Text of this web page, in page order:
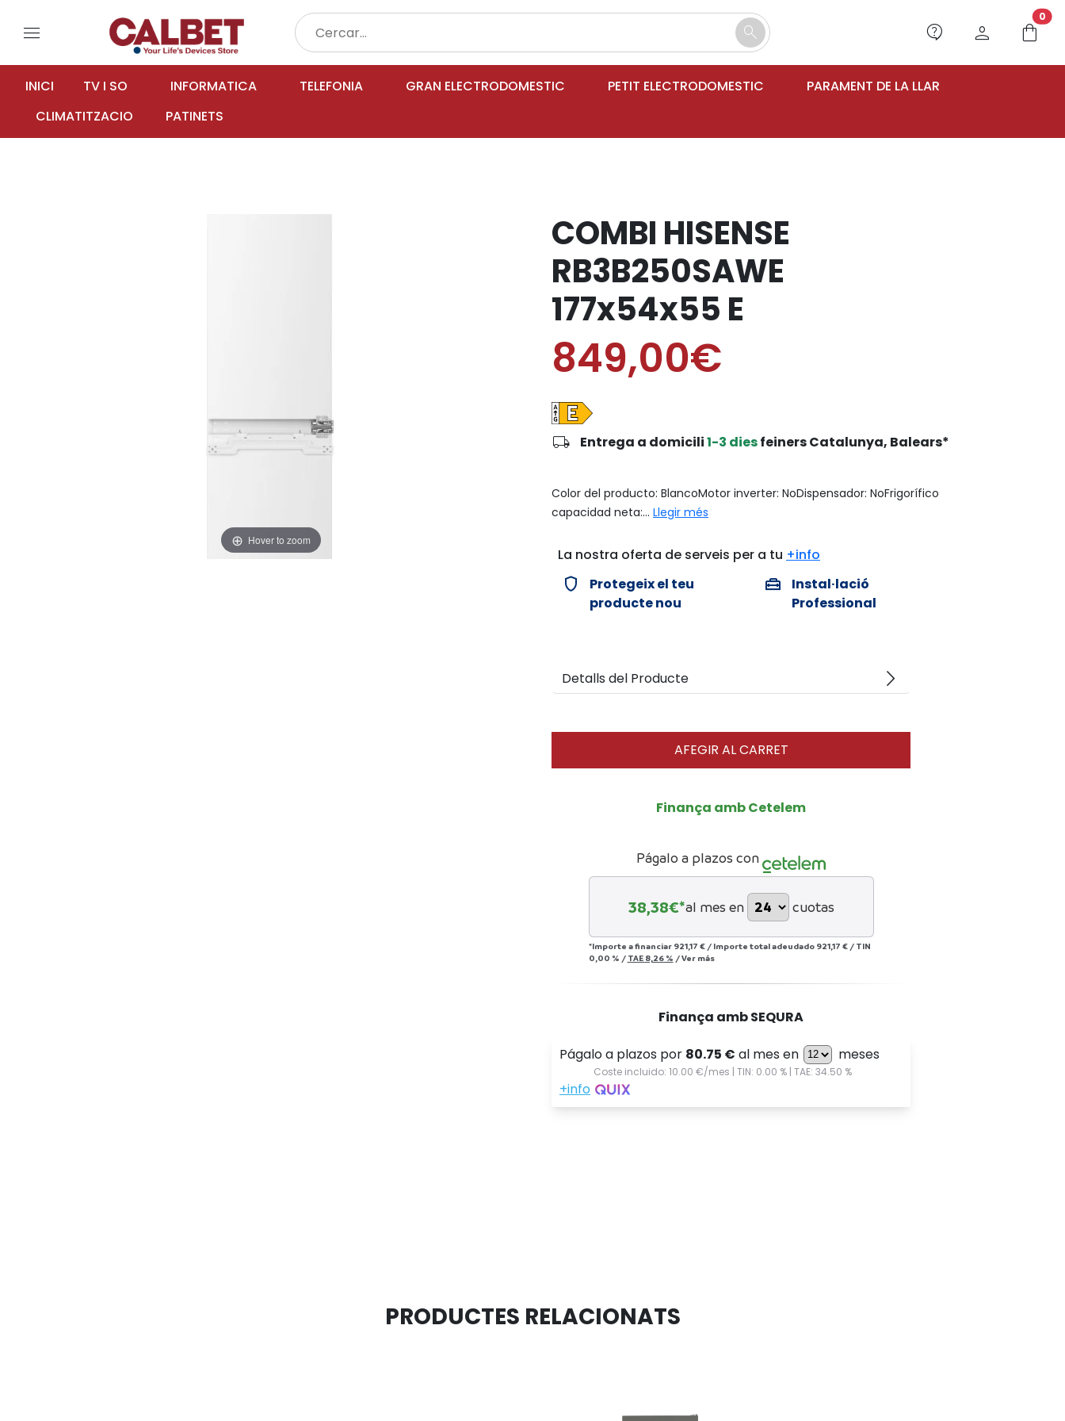
menu search contact_support person shopping_bag
0
INICI TV I SO INFORMATICA TELEFONIA GRAN ELECTRODOMESTIC PETIT ELECTRODOMESTIC
PARAMENT DE LA LLAR
CLIMATITZACIO
PATINETS
Hover to zoom
COMBI HISENSE
RB3B250SAWE
177x54x55 E
849,00€
local_shipping Entrega a domicili1-3 diesfeiners Catalunya, Balears*
Color del producto: BlancoMotor inverter: NoDispensador: NoFrigorífico
capacidad neta:... Llegir més
La nostra oferta de serveis per a tu +info
verified_user
Protegeix el teu
producte nou
home_repair_service
Instal·lació
Professional
Detalls del Producte arrow_forward_ios
AFEGIR AL CARRET
Finança amb Cetelem
Págalo a plazos con
38,38€*al mes en cuotas
*Importe a financiar 921,17 € / Importe total adeudado 921,17 €/ TIN
0,00 % / TAE 8,26 % /Ver más
Finança amb SEQURA
PRODUCTES RELACIONATS